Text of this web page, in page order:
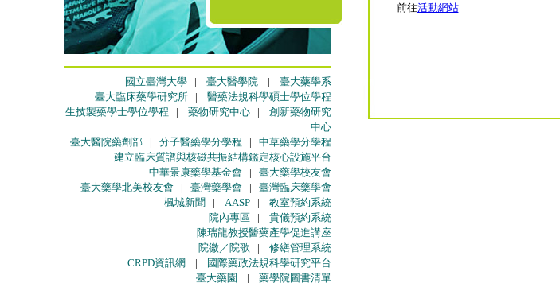
國立臺灣大學| 臺大醫學院| 臺大藥學系
臺大臨床藥學研究所| 醫藥法規科學碩士學位學程
生技製藥學士學位學程 | 藥物研究中心| 創新藥物研究
中心
臺大醫院藥劑部| 分子醫藥學分學程 | 中草藥學分學程
建立臨床質譜與核磁共振結構鑑定核心設施平台
中華景康藥學基金會| 臺大藥學校友會
臺大藥學北美校友會| 臺灣藥學會| 臺灣臨床藥學會
楓城新聞 | AASP| 教室預約系統
院內專區| 貴儀預約系統
陳瑞龍教授醫藥產學促進講座
院徽／院歌 | 修繕管理系統
CRPD資訊網 |
國際藥政法規科學研究平台
臺大藥園 | 藥學院圖書清單
前往活動網站